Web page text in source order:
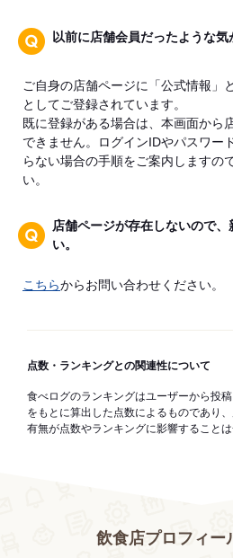
以前に店舗会員だったような気
ご自身の店舗ページに「公式情報」
としてご登録されています。
既に登録がある場合は、本画面から
できません。ログインIDやパスワー
らない場合の手順をご案内しますので
い。
店舗ページが存在しないので
い。
こちらからお問い合わせください。
点数・ランキングとの関連性について
食べログのランキングはユーザーから投
をもとに算出した点数によるものであり
有無が点数やランキングに影響することは
飲食店プロフィー